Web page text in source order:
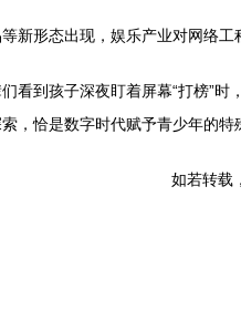
新形态出现，娱乐产业对网络
看到孩子深夜盯着屏幕“打榜”
，恰是数字时代赋予青少年的
如若转载